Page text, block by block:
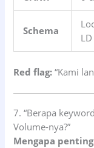
Schema
LD
Red flag: “Kami
7. “Berapa
Volume-nya?”
Mengapa